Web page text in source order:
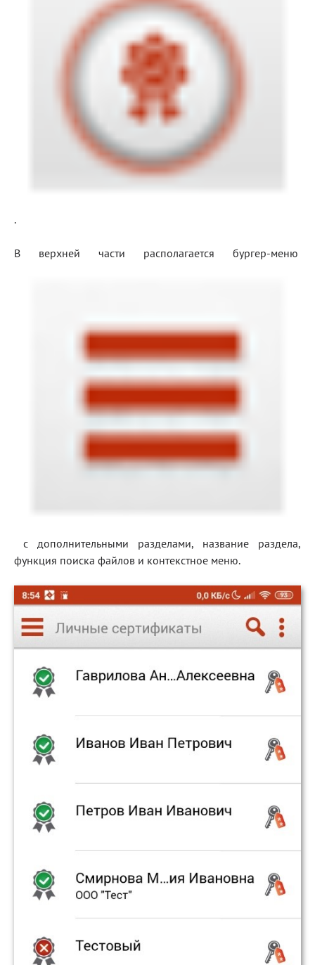
.
В верхней части располагается бургер-меню
с дополнительными разделами, название раздела,
функция поиска файлов и контекстное меню.